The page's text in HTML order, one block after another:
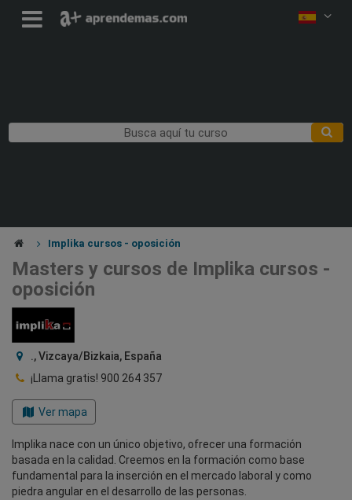
Implika cursos - oposición
Masters y cursos de Implika cursos -
oposición
., Vizcaya/Bizkaia, España
¡Llama gratis! 900 264 357
Ver mapa
Implika nace con un único objetivo, ofrecer una formación
basada en la calidad. Creemos en la formación como base
fundamental para la inserción en el mercado laboral y como
piedra angular en el desarrollo de las personas.